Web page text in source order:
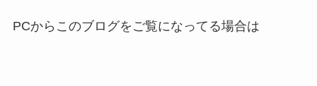
PCからこのブログをご覧になってる場合は